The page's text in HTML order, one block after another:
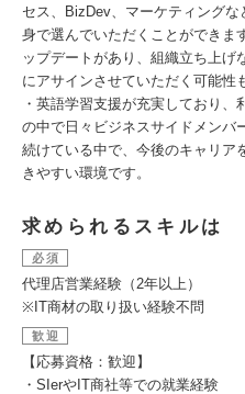
セス、BizDev、マーケティング
身で選んでいただくことができま
ップデートがあり、組織立ち上げ
にアサインさせていただく可能性
・英語学習支援が充実しており
の中で日々ビジネスサイドメンバ
続けている中で、今後のキャリア
きやすい環境です。
求められるスキルは
必須
代理店営業経験（2年以上）
※IT商材の取り扱い経験不問
歓迎
【応募資格：歓迎】
・SIerやIT商社等での就業経験